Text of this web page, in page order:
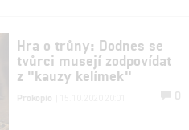
Hra o trůny: Dodnes se
tvůrci musejí zodpovídat
z "kauzy kelímek"
Prokopio 0